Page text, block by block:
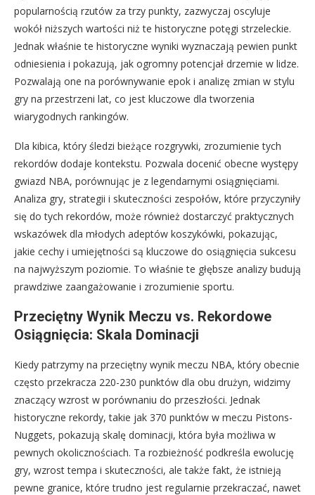
popularnością rzutów za trzy punkty, zazwyczaj oscyluje
wokół niższych wartości niż te historyczne potęgi strzeleckie.
Jednak właśnie te historyczne wyniki wyznaczają pewien punkt
odniesienia i pokazują, jak ogromny potencjał drzemie w lidze.
Pozwalają one na porównywanie epok i analizę zmian w stylu
gry na przestrzeni lat, co jest kluczowe dla tworzenia
wiarygodnych rankingów.
Dla kibica, który śledzi bieżące rozgrywki, zrozumienie tych
rekordów dodaje kontekstu. Pozwala docenić obecne występy
gwiazd NBA, porównując je z legendarnymi osiągnięciami.
Analiza gry, strategii i skuteczności zespołów, które przyczyniły
się do tych rekordów, może również dostarczyć praktycznych
wskazówek dla młodych adeptów koszykówki, pokazując,
jakie cechy i umiejętności są kluczowe do osiągnięcia sukcesu
na najwyższym poziomie. To właśnie te głębsze analizy budują
prawdziwe zaangażowanie i zrozumienie sportu.
Przeciętny Wynik Meczu vs. Rekordowe
Osiągnięcia: Skala Dominacji
Kiedy patrzymy na przeciętny wynik meczu NBA, który obecnie
często przekracza 220-230 punktów dla obu drużyn, widzimy
znaczący wzrost w porównaniu do przeszłości. Jednak
historyczne rekordy, takie jak 370 punktów w meczu Pistons-
Nuggets, pokazują skalę dominacji, która była możliwa w
pewnych okolicznościach. Ta rozbieżność podkreśla ewolucję
gry, wzrost tempa i skuteczności, ale także fakt, że istnieją
pewne granice, które trudno jest regularnie przekraczać, nawet